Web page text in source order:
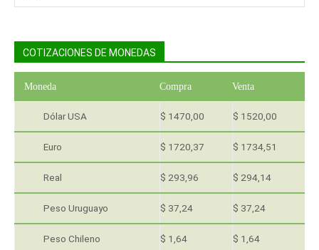
COTIZACIONES DE MONEDAS
Moneda Compra Venta
Dólar USA $ 1470,00 $ 1520,00
Euro $ 1720,37 $ 1734,51
Real $ 293,96 $ 294,14
Peso Uruguayo $ 37,24 $ 37,24
Peso Chileno $ 1,64 $ 1,64